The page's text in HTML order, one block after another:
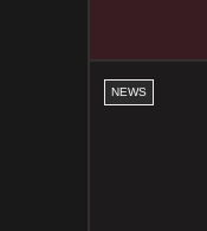
NEWS